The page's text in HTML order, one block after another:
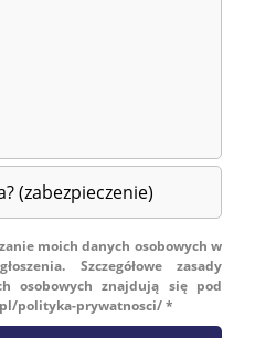
moich danych osobowych w
Szczegółowe zasady
osobowych znajdują się pod
polityka-prywatnosci/ *